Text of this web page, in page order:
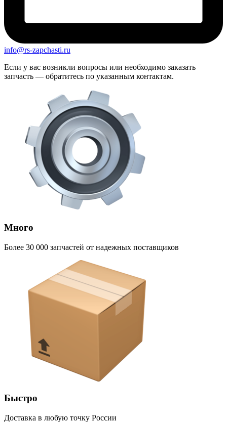
info@rs-zapchasti.ru
Если у вас возникли вопросы или необходимо заказать
запчасть — обратитесь по указанным контактам.
Много
Более 30 000 запчастей от надежных поставщиков
Быстро
Доставка в любую точку России